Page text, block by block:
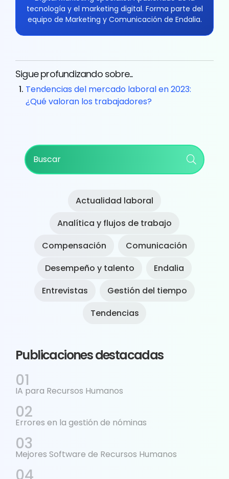
tecnología y el marketing digital. Forma parte del
equipo de Marketing y Comunicación de Endalia.
Sigue profundizando sobre...
Tendencias del mercado laboral en 2023:
¿Qué valoran los trabajadores?
Primary
Sidebar
Actualidad laboral
Analítica y flujos de trabajo
Compensación
Comunicación
Desempeño y talento
Endalia
Entrevistas
Gestión del tiempo
Tendencias
Publicaciones destacadas
IA para Recursos Humanos
Errores en la gestión de nóminas
Mejores Software de Recursos Humanos